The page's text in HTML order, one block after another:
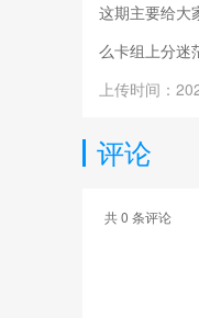
这期主要给大
么卡组上分迷
上传时间：
评论
共0 条评论